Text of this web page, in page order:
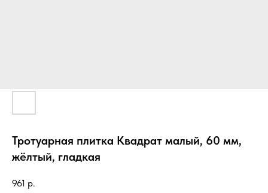
Тротуарная плитка Квадрат малый, 60 мм,
жёлтый, гладкая
961 р.